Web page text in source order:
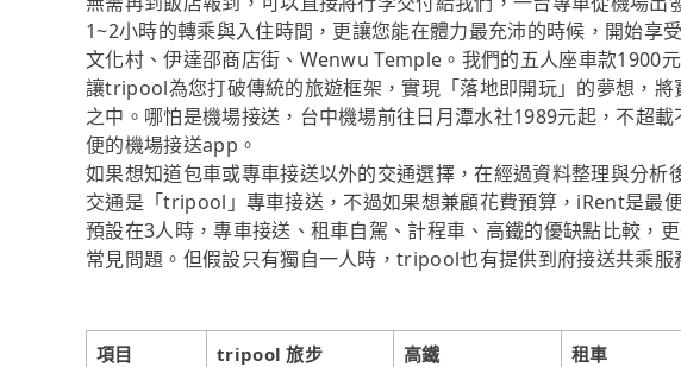
1~2小時的轉乘與入住時間，更讓您能在體力最充沛的時候，開始享
文化村、伊達邵商店街、Wenwu Temple。我們的五人座車款1900
讓tripool為您打破傳統的旅遊框架，實現「落地即開玩」的夢想，
之中。哪怕是機場接送，台中機場前往日月潭水社1989元起，不超
便的機場接送app。
如果想知道包車或專車接送以外的交通選擇，在經過資料整理與分
交通是「tripool」專車接送，不過如果想兼顧花費預算，iRent是最
預設在3人時，專車接送、租車自駕、計程車、高鐵的優缺點比較，
常見問題。但假設只有獨自一人時，tripool也有提供到府接送共乘服
項目 tripool 旅步 高鐵 租車